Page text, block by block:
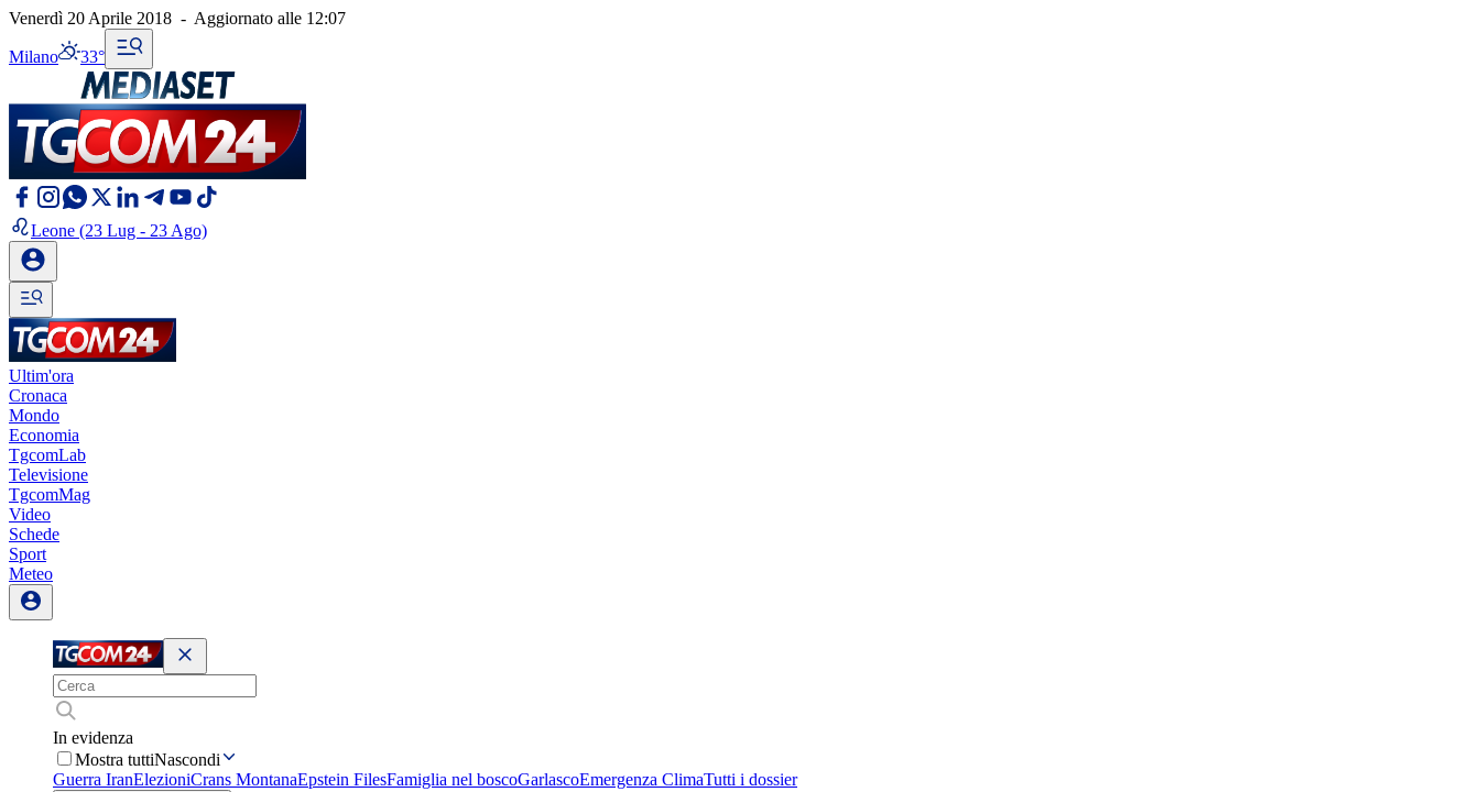
Venerdì 20 Aprile 2018 - Aggiornato alle 12:07
Milano 33°
Leone (23 Lug - 23 Ago)
Ultim'ora
Cronaca
Mondo
Economia
TgcomLab
Televisione
TgcomMag
Video
Schede
Sport
Meteo
In evidenza
Mostra tuttiNascondi
Guerra IranElezioniCrans MontanaEpstein FilesFamiglia nel boscoGarlascoEmergenza ClimaTutti i dossier